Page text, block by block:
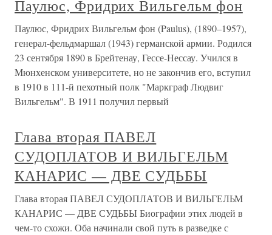
Паулюс, Фридрих Вильгельм фон
Паулюс, Фридрих Вильгельм фон (Paulus), (1890–1957),
генерал-фельдмаршал (1943) германской армии. Родился
23 сентября 1890 в Брейтенау, Гессе-Нессау. Учился в
Мюнхенском университете, но не закончив его, вступил
в 1910 в 111-й пехотный полк "Маркграф Людвиг
Вильгельм". В 1911 получил первый
Глава вторая ПАВЕЛ
СУДОПЛАТОВ И ВИЛЬГЕЛЬМ
КАНАРИС — ДВЕ СУДЬБЫ
Глава вторая ПАВЕЛ СУДОПЛАТОВ И ВИЛЬГЕЛЬМ
КАНАРИС — ДВЕ СУДЬБЫ Биографии этих людей в
чем-то схожи. Оба начинали свой путь в разведке с